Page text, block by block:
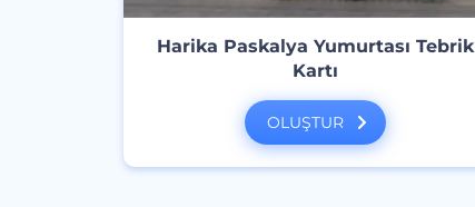
Harika Paskalya Yumurtası Tebrik
Kartı
OLUŞTUR